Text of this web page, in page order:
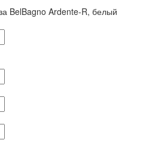
BelBagno Ardente-R, белый